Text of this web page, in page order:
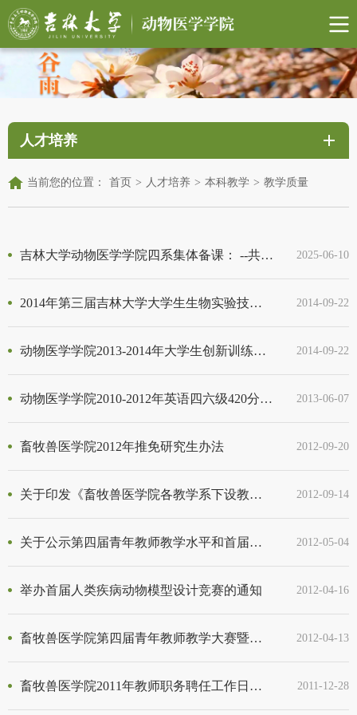
人才培养
当前您的位置： 首页 > 人才培养 > 本科教学 > 教学质量
吉林大学动物医学学院四系集体备课： --共探学术前沿，同促教学提升 2025-06-10
2014年第三届吉林大学大学生生物实验技能竞赛获奖名单 2014-09-22
动物医学学院2013-2014年大学生创新训练项目名单 2014-09-22
动物医学学院2010-2012年英语四六级420分以上学生名单 2013-06-07
畜牧兽医学院2012年推免研究生办法 2012-09-20
关于印发《畜牧兽医学院各教学系下设教研室及人员组成》的通知（院发【2012】1号） 2012-09-14
关于公示第四届青年教师教学水平和首届双语比赛结果的通知 2012-05-04
举办首届人类疾病动物模型设计竞赛的通知 2012-04-16
畜牧兽医学院第四届青年教师教学大赛暨首届双语教学大赛工作安排 2012-04-13
畜牧兽医学院2011年教师职务聘任工作日程安排 2011-12-28